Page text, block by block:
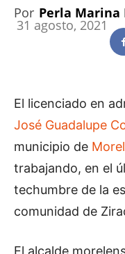
Por Perla
31 agosto, 2021
El licenciado en
José Guadalupe
municipio de
trabajando, en el
techumbre de la
comunidad de
El alcalde